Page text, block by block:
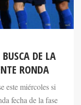
DE LA
RONDA
miércoles si
fecha de la fase